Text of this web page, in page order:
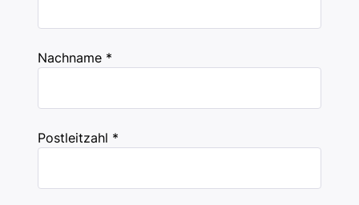
Nachname *
Postleitzahl *